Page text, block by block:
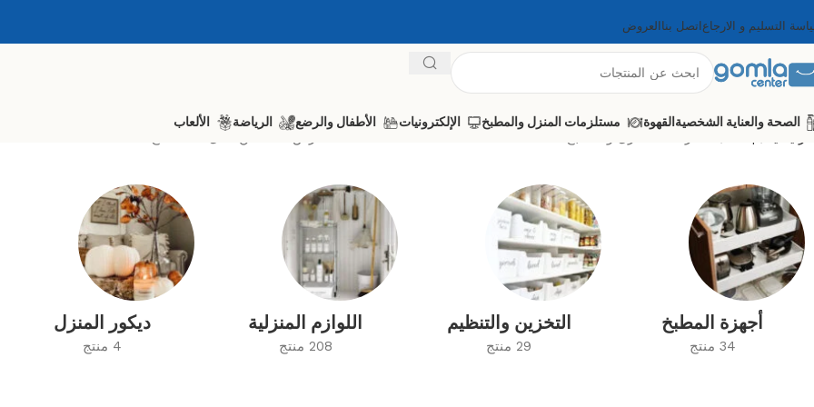
التسليم و الارجاعاتصل بناالعروض
الصحة والعناية الشخصية القهوة مستلزمات المنزل والمطبخ الإلكترونيات الأطفال والرضع الرياضة الألعاب
أجهزة المطبخ
34 منتج
التخزين والتنظيم
29 منتج
اللوازم المنزلية
208 منتج
ديكور المنزل
4 منتج